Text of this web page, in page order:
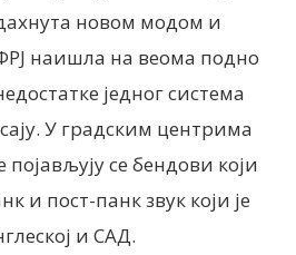
новом модом и
наишла на веома подно
једног система
У градским центрима
се бендови који
и пост-панк звук који је
и САД.